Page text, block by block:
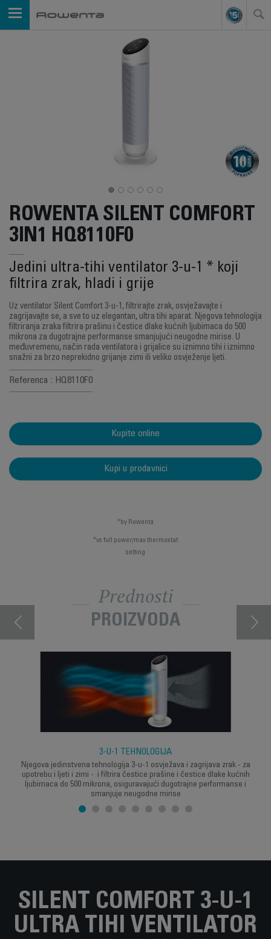
ROWENTA SILENT COMFORT
3IN1 HQ8110F0
Jedini ultra-tihi ventilator 3-u-1 * koji
filtrira zrak, hladi i grije
Uz ventilator Silent Comfort 3-u-1, filtrirajte zrak, osvježavajte i
zagrijavajte se, a sve to uz elegantan, ultra tihi aparat. Njegova tehnologija
filtriranja zraka filtrira prašinu i čestice dlake kućnih ljubimaca do 500
mikrona za dugotrajne performanse smanjujući neugodne mirise. U
međuvremenu, način rada ventilatora i grijalice su iznimno tihi i iznimno
snažni za brzo neprekidno grijanje zimi ili veliko osvježenje ljeti.
Referenca : HQ8110F0
Kupite online
Kupi u prodavnici
*by Rowenta
*vs full power/max thermostat
setting
Prednosti
PROIZVODA
3-U-1 TEHNOLOGIJA
Njegova jedinstvena tehnologija 3-u-1 osvježava i zagrijava zrak - za
upotrebu i ljeti i zimi - i filtrira čestice prašine i čestice dlake kućnih
ljubimaca do 500 mikrona, osiguravajući dugotrajne performanse i
smanjuje neugodne mirise
SILENT COMFORT 3-U-1
ULTRA TIHI VENTILATOR